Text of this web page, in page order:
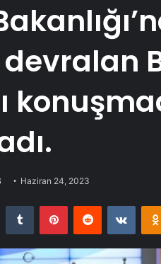
devralan
Haziran 24, 2023
LinkedInTumblr PinterestReddit